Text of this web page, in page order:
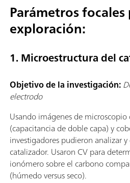
Parámetros focales
exploración:
1. Microestructura del
Objetivo de la investigación:
electrodo
Usando imágenes de
(capacitancia de doble capa) y
investigadores pudieron analizar
catalizador. Usaron CV para
ionómero sobre el carbono
(húmedo versus seco).